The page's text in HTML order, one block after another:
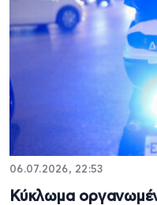
06.07.2026, 22:53
Κύκλωμα